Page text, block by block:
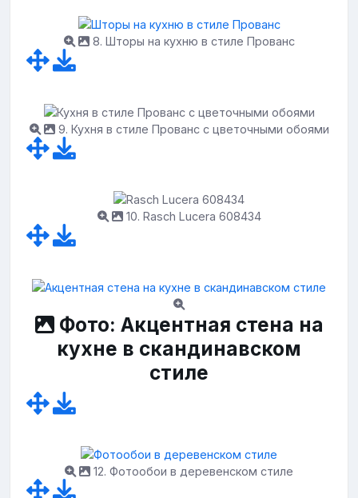
8. Шторы на кухню в стиле Прованс
9. Кухня в стиле Прованс с цветочными обоями
10. Rasch Lucera 608434
Фото: Акцентная стена на
кухне в скандинавском
стиле
12. Фотообои в деревенском стиле